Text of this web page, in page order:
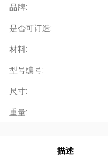
品牌:
是否可订造:
材料:
型号编号:
尺寸:
重量:
描述